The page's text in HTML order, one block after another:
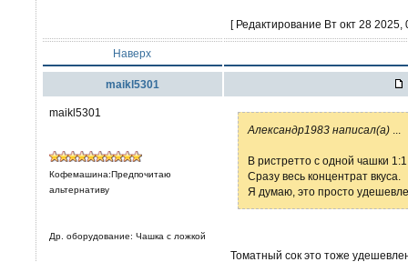
[ Редактирование Вт окт 28 2025,
Наверх
maikl5301
maikl5301
Кофемашина:Предпочитаю
альтернативу
Др. оборудование: Чашка с ложкой
Александр1983 написал(а)
В ристретто с одной чашки
Сразу весь концентрат вкуса.
Я думаю, это просто
Томатный сок это тоже